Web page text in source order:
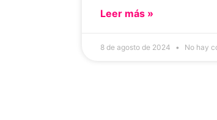
Leer más »
8 de agosto de 2024 No hay